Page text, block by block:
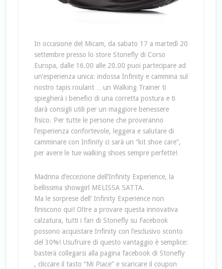
In occasione del Micam, da sabato 17 a martedì 20
settembre presso lo store Stonefly di Corso
Europa, dalle 16.00 alle 20.00 puoi partecipare ad
un’esperienza unica: indossa Infinity e cammina sul
nostro tapis roulant …un Walking Trainer ti
spiegherà i benefici di una corretta postura e ti
darà consigli utili per un maggiore benessere
fisico. Per tutte le persone che proveranno
l’esperienza confortevole, leggera e salutare di
camminare con Infinity ci sarà un “kit shoe care”,
per avere le tue walking shoes sempre perfette!
Madrina d’eccezione dell’Infinity Experience, la
bellissima showgirl MELISSA SATTA.
Ma le sorprese dell’ Infinity Experience non
finiscono qui! Oltre a provare questa innovativa
calzatura, tutti i fan di Stonefly su Facebook
possono acquistare Infinity con l’esclusivo sconto
del 30%! Usufruire di questo vantaggio è semplice:
basterà collegarsi alla pagina facebook di Stonefly
, cliccare il tasto “Mi Piace” e scaricare il coupon